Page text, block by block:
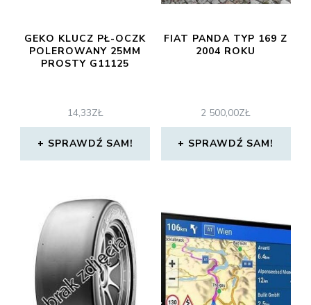
GEKO KLUCZ PŁ-OCZK
POLEROWANY 25MM
PROSTY G11125
14,33ZŁ
SPRAWDŹ SAM!
FIAT PANDA TYP 169 Z
2004 ROKU
2 500,00ZŁ
SPRAWDŹ SAM!